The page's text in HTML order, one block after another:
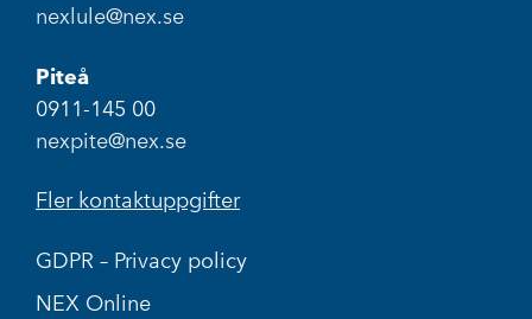
nexlule@nex.se
Piteå
0911-145 00
nexpite@nex.se
Fler kontaktuppgifter
GDPR – Privacy policy
NEX Online